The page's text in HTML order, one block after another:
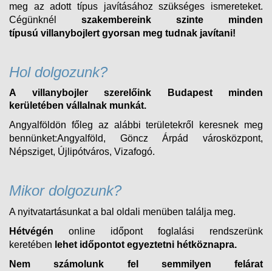
meg az adott típus javításához szükséges ismereteket.
Cégünknél szakembereink szinte minden
típusú villanybojlert gyorsan meg tudnak javítani!
Hol dolgozunk?
A villanybojler szerelőink Budapest minden
kerületében vállalnak munkát.
Angyalföldön főleg az alábbi területekről keresnek meg
bennünket:Angyalföld, Göncz Árpád városközpont,
Népsziget, Újlipótváros, Vizafogó.
Mikor dolgozunk?
A nyitvatartásunkat a bal oldali menüben találja meg.
Hétvégén online időpont foglalási rendszerünk
keretében lehet időpontot egyeztetni hétköznapra.
Nem számolunk fel semmilyen felárat